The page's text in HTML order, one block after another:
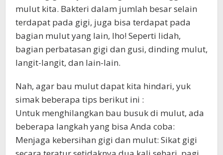
mulut kita. Bakteri dalam jumlah besar selain
terdapat pada gigi, juga bisa terdapat pada
bagian mulut yang lain, lho! Seperti lidah,
bagian perbatasan gigi dan gusi, dinding mulut,
langit-langit, dan lain-lain.
Nah, agar bau mulut dapat kita hindari, yuk
simak beberapa tips berikut ini :
Untuk menghilangkan bau busuk di mulut, ada
beberapa langkah yang bisa Anda coba:
Menjaga kebersihan gigi dan mulut: Sikat gigi